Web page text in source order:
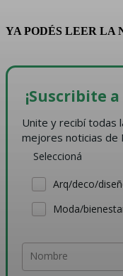
YA PODÉS LEER LA
¡Suscribite
Unite y recibí todas
mejores noticias de
Seleccioná
Arq/deco/
Moda/
Nombre